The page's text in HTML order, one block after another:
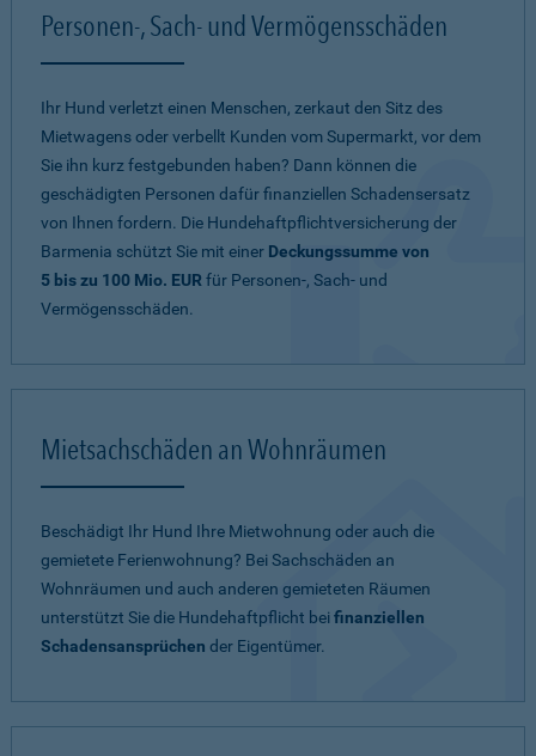
Personen-, Sach- und Vermögensschäden
Ihr Hund verletzt einen Menschen, zerkaut den Sitz des
Mietwagens oder verbellt Kunden vom Supermarkt, vor dem
Sie ihn kurz festgebunden haben? Dann können die
geschädigten Personen dafür finanziellen Schadensersatz
von Ihnen fordern. Die Hundehaftpflichtversicherung der
Barmenia schützt Sie mit einer Deckungssumme von
5 bis zu 100 Mio. EURfür Personen-, Sach- und
Vermögensschäden.
Mietsachschäden an Wohnräumen
Beschädigt Ihr Hund Ihre Mietwohnung oder auch die
gemietete Ferienwohnung? Bei Sachschäden an
Wohnräumen und auch anderen gemieteten Räumen
unterstützt Sie die Hundehaftpflicht beifinanziellen
Schadensansprüchen der Eigentümer.